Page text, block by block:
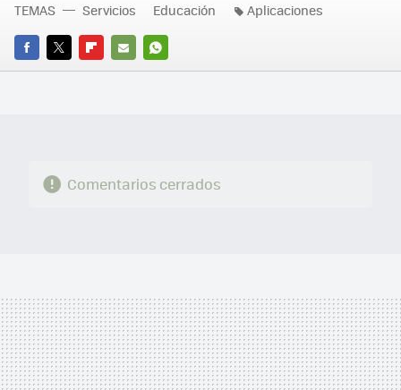
FACEBOOK
TWITTERFLIPBOARD
E-
WHATSAPP
TEMAS Servicios Educación Aplicaciones
Comentarios cerrados